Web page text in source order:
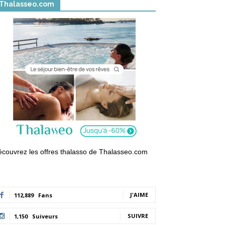
les offres thalasso de Thalasseo.com
112,889 Fans J'AIME
1,150 Suiveurs SUIVRE